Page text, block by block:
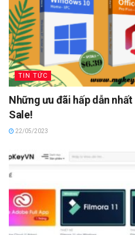
TIN TỨC
Những ưu đãi hấp dẫn
Sale!
22/05/2023